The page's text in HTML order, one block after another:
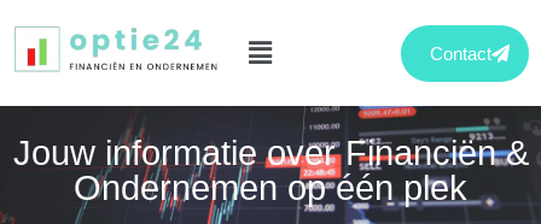
Contact
Jouw informatie over Financiën &
Ondernemen op één plek